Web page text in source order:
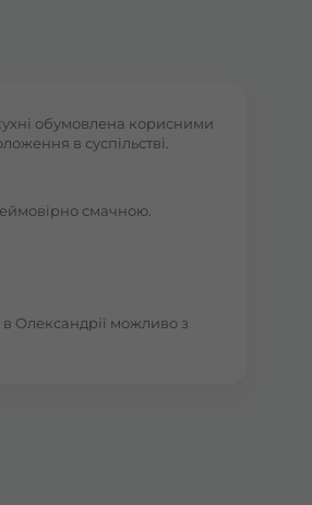
обумовлена корисними
в суспільстві.
смачною.
Олександрії можливо з